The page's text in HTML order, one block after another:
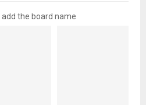
the board name